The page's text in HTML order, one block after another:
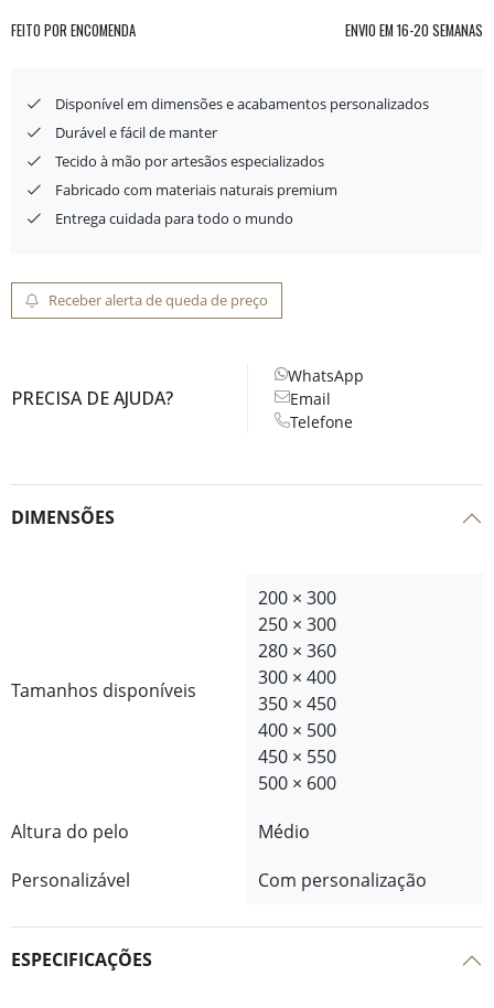
FEITO POR ENCOMENDA ENVIO EM 16-20 SEMANAS
Disponível em dimensões e acabamentos personalizados
Durável e fácil de manter
Tecido à mão por artesãos especializados
Fabricado com materiais naturais premium
Entrega cuidada para todo o mundo
Receber alerta de queda de preço
PRECISA DE AJUDA?
WhatsApp
Email
Telefone
DIMENSÕES
Tamanhos disponíveis
200 × 300
250 × 300
280 × 360
300 × 400
350 × 450
400 × 500
450 × 550
500 × 600
Altura do pelo
Médio
Personalizável
Com personalização
ESPECIFICAÇÕES